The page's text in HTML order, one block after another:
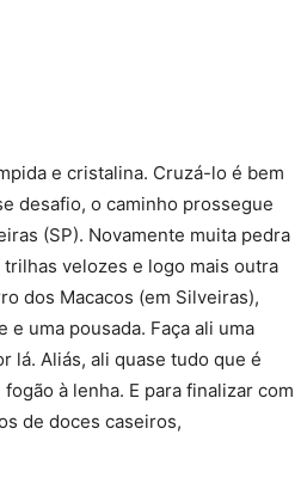
e cristalina. Cruzá-lo é bem
desafio, o caminho prossegue
(SP). Novamente muita pedra
velozes e logo mais outra
dos Macacos (em Silveiras),
uma pousada. Faça ali uma
lá. Aliás, ali quase tudo que é
à lenha. E para finalizar com
de doces caseiros,